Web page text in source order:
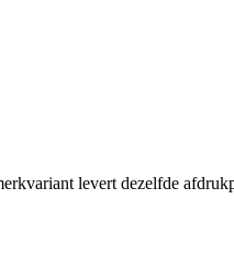
levert dezelfde